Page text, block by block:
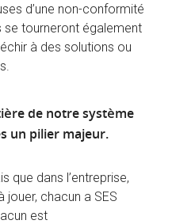
d’une non-conformité
se tourneront également
à des solutions ou
de notre système
un pilier majeur.
que dans l’entreprise,
jouer, chacun a SES
est